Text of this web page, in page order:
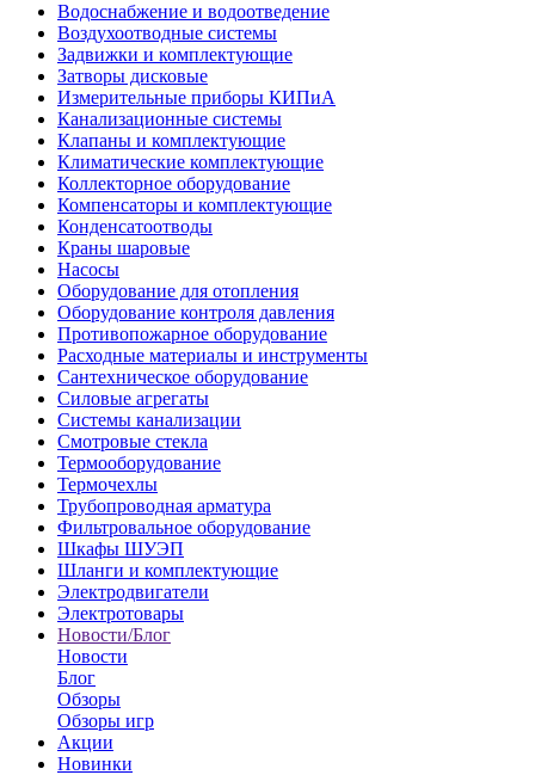
Водоснабжение и водоотведение
Воздухоотводные системы
Задвижки и комплектующие
Затворы дисковые
Измерительные приборы КИПиА
Канализационные системы
Клапаны и комплектующие
Климатические комплектующие
Коллекторное оборудование
Компенсаторы и комплектующие
Конденсатоотводы
Краны шаровые
Насосы
Оборудование для отопления
Оборудование контроля давления
Противопожарное оборудование
Расходные материалы и инструменты
Сантехническое оборудование
Силовые агрегаты
Системы канализации
Смотровые стекла
Термооборудование
Термочехлы
Трубопроводная арматура
Фильтровальное оборудование
Шкафы ШУЭП
Шланги и комплектующие
Электродвигатели
Электротовары
Новости/Блог
Новости
Блог
Обзоры
Обзоры игр
Акции
Новинки